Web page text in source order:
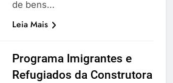
de bens…
Leia Mais
Programa Imigrantes e
Refugiados da Construtora